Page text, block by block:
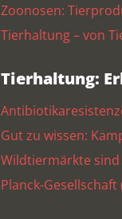
Zoonosen:
Tierhaltung – von
Tierhaltung:
Gut zu wissen:
Wildtiermärkte
Planck-Gesellschaft